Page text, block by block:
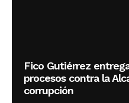
Fico Gutiérrez
procesos contra la
corrupción